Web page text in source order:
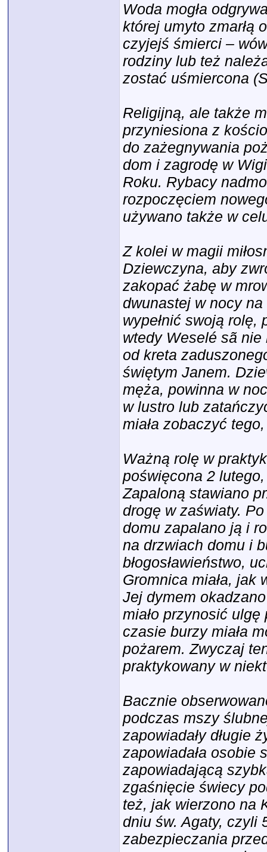
Woda mogła
której umyto zmarłą
czyjejś śmierci –
rodziny lub też
zostać uśmiercona
Religijną, ale także
przyniesiona z
do zażegnywania
dom i zagrodę w
Roku. Rybacy
rozpoczęciem
używano także w
Z kolei w magii
Dziewczyna, aby
zakopać żabę w
dwunastej w nocy
wypełnić swoją rolę,
wtedy Weselé sã nie
od kreta
świętym Janem.
męża, powinna w
w lustro lub
miała zobaczyć
Ważną rolę w
poświęcona 2
Zapaloną stawiano
drogę w zaświaty.
domu zapalano ją i
na drzwiach domu i
błogosławieństwo,
Gromnica miała, jak
Jej dymem
miało przynosić
czasie burzy miała
pożarem. Zwyczaj
praktykowany w
Bacznie
podczas mszy
zapowiadały długie
zapowiadała osobie
zapowiadającą
zgaśnięcie świecy
też, jak wierzono na
dniu św. Agaty, czyli
zabezpieczania